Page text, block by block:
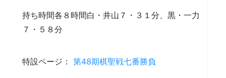
持ち時間各８時間白・井山７・３１分、黒・一力
７・５８分
特設ページ： 第48期棋聖戦七番勝負